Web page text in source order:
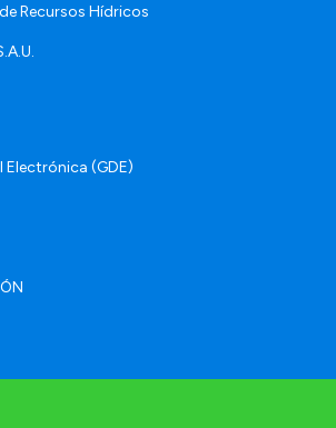
Recursos Hídricos
(GDE)